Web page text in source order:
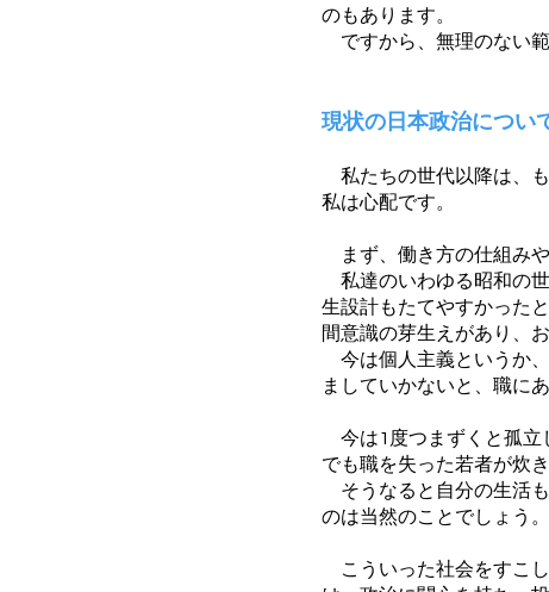
のもあります。
ですから、無理のない範
現状の日本政治につい
私たちの世代以降は、も
私は心配です。
まず、働き方の仕組みや
私達のいわゆる昭和の
生設計もたてやすかった
間意識の芽生えがあり、
今は個人主義というか
ましていかないと、職に
今は1度つまずくと孤立
でも職を失った若者が炊
そうなると自分の生活
のは当然のことでしょう。
こういった社会をすこ